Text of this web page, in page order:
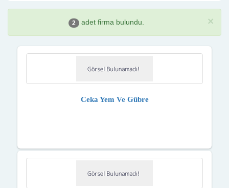
×
2 adet firma bulundu.
Ceka Yem Ve Gübre